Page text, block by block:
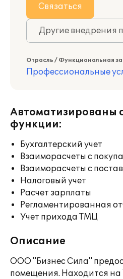
Связаться
Другие внедрения
Отрасль / Функциональная
Профессиональные
Автоматизированы
функции:
Бухгалтерский учет
Взаиморасчеты с
Взаиморасчеты с
Налоговый учет
Расчет зарплаты
Регламентированная
Учет прихода ТМЦ
Описание
ООО "Бизнес Сила"
помещения. Находится